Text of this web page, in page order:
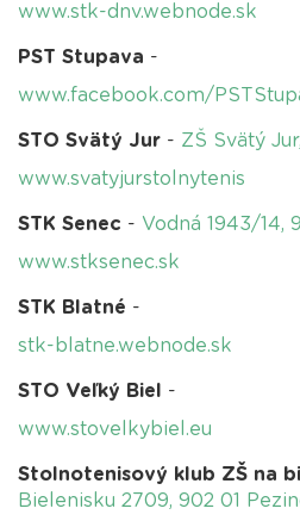
www.stk-dnv.webnode.sk
PST Stupava -
www.facebook.com/
STO Svätý Jur - ZŠ Svätý
www.svatyjurstolnytenis
STK Senec - Vodná 1943/14,
www.stksenec.sk
STK Blatné -
stk-blatne.webnode.sk
STO Veľký Biel
-
www.stovelkybiel.eu
Stolnotenisový klub ZŠ na
Bielenisku 2709, 902 01